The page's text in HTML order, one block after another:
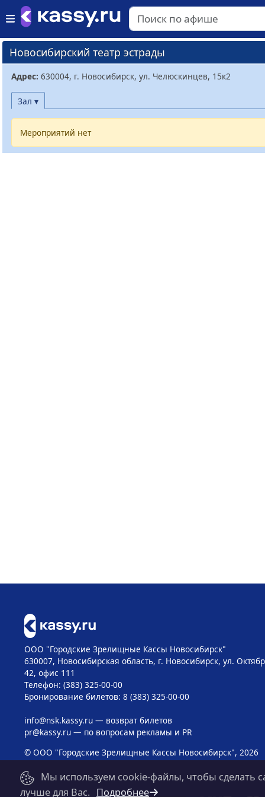
Новосибирский театр эстрады
Адрес: 630004, г. Новосибирск, ул. Челюскинцев, 15к2
Зал ▾
Мероприятий нет
ООО "Городские Зрелищные Кассы Новосибирск"
630007, Новосибирская область, г. Новосибирск, ул.
42, офис 111
Телефон: (383) 325-00-00
Бронирование билетов: 8 (383) 325-00-00
info@nsk.kassy.ru— возврат билетов
pr@kassy.ru— по вопросам рекламы и PR
© ООО "Городские Зрелищные Кассы Новосибирск", 2026
Мы используем cookie-файлы, чтобы сделать
лучше для Вас. Подробнее